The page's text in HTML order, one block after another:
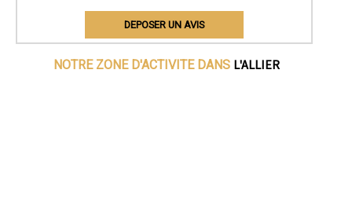
DEPOSER UN AVIS
NOTRE ZONE D'ACTIVITE DANS L'ALLIER